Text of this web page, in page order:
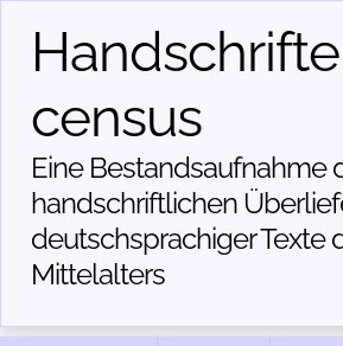
census
Eine Bestandsaufnahme
handschriftlichen
deutschsprachiger Texte
Mittelalters